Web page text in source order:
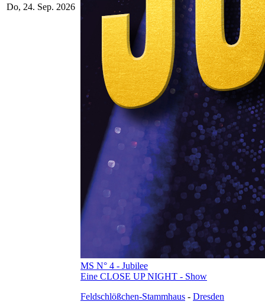
Do, 24. Sep. 2026
MS N° 4 - Jubilee
Eine CLOSE UP NIGHT - Show
Feldschlößchen-Stammhaus - Dresden